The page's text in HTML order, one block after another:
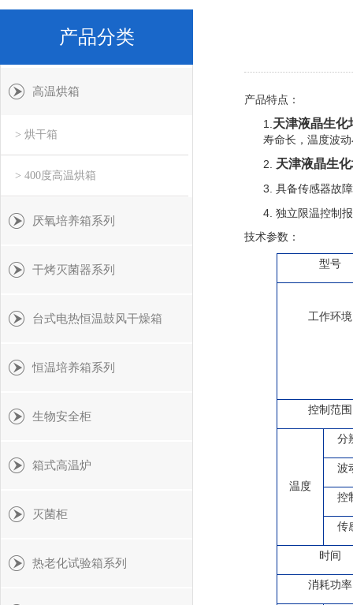
产品特点：
1. 天津液晶生化
寿命长，温度波
2. 天津液晶生
3. 具备传感器故
4. 独立限温控制
技术参数：
型号
工作环境
控制范围
温度
分
波
控
传
时间
消耗功率
产品分类
高温烘箱
> 烘干箱
> 400度高温烘箱
厌氧培养箱系列
干烤灭菌器系列
台式电热恒温鼓风干燥箱
恒温培养箱系列
生物安全柜
箱式高温炉
灭菌柜
热老化试验箱系列